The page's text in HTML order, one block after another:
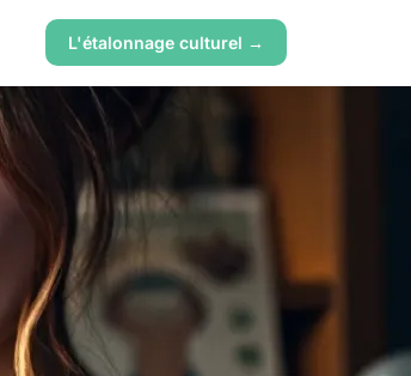
L'étalonnage culturel →